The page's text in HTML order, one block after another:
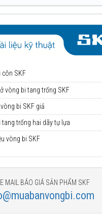
côn SKF
vòng bi tang trống SKF
bi SKF giả
tang trống hai dãy tự lựa
vòng bi SKF
E MAIL BÁO GIÁ SẢN PHẨM SKF